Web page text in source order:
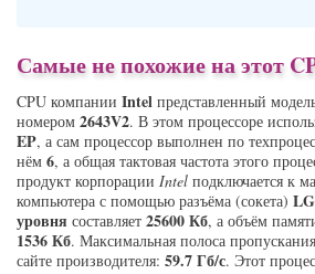
Самые не похожие на этот
CPU компании Intel представленный
номером 2643V2. В этом процессоре
EP, а сам процессор выполнен по
нём 6, а общая тактовая частота этого
продукт корпорации Intel подключается к
компьютера с помощью разъёма (сокета)
уровня составляет 25600 Кб, а объём
1536 Кб. Максимальная полоса
сайте производителя: 59.7 Гб/с. Этот